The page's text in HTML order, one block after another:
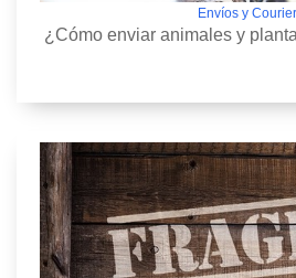
Envíos y Courier
¿Cómo enviar animales y